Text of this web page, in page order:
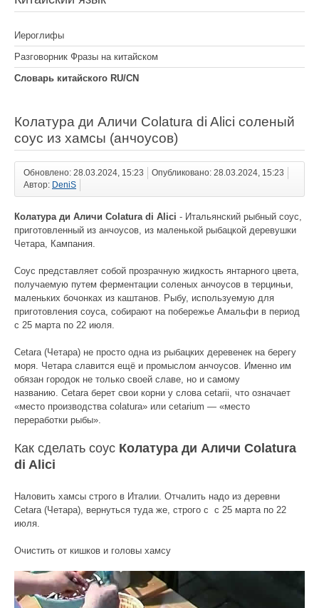
Иероглифы
Разговорник Фразы на китайском
Словарь китайского RU/CN
Колатура ди Аличи Colatura di Alici соленый
соус из хамсы (анчоусов)
Обновлено: 28.03.2024, 15:23
Опубликовано: 28.03.2024, 15:23
Автор: DeniS
Колатура ди Аличи Colatura di Alici - Итальянский рыбный соус,
приготовленный из анчоусов, из маленькой рыбацкой деревушки
Четара, Кампания.
Соус представляет собой прозрачную жидкость янтарного цвета,
получаемую путем ферментации соленых анчоусов в терциньи,
маленьких бочонках из каштанов. Рыбу, используемую для
приготовления соуса, собирают на побережье Амальфи в период
с 25 марта по 22 июля.
Cetara (Четара) не просто одна из рыбацких деревенек на берегу
моря. Четара славится ещё и промыслом анчоусов. Именно им
обязан городок не только своей славе, но и самому
названию. Cetara берет свои корни у слова cetarii, что означает
«место производства сolatura» или cetarium — «место
переработки рыбы».
Как сделать соус Колатура ди Аличи Colatura
di Alici
Наловить хамсы строго в Италии. Отчалить надо из деревни
Cetara (Четара), вернуться туда же, строго с с 25 марта по 22
июля.
Очистить от кишков и головы хамсу